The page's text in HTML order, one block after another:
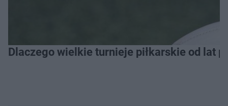
Dlaczego wielkie turnieje piłkarskie od lat